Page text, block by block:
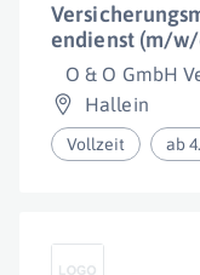
endienst (m/
O & O GmbH
Hallein
Vollzeit ab